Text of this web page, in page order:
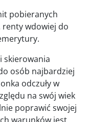
pobieranych
renty wdowiej do
skierowania
osób najbardziej
odczuły w
na swój wiek
poprawić swojej